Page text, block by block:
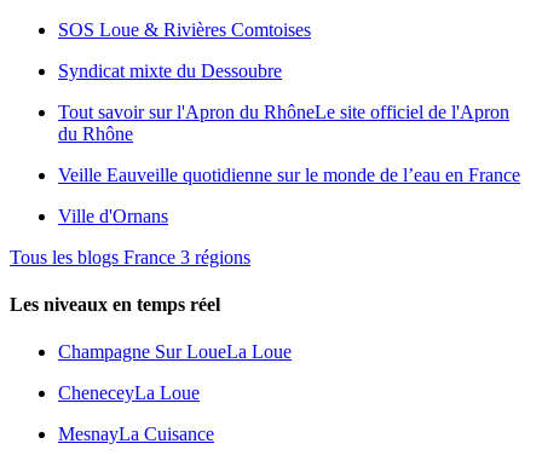
SOS Loue & Rivières Comtoises
Syndicat mixte du Dessoubre
Tout savoir sur l'Apron du RhôneLe site officiel de l'Apron
du Rhône
Veille Eauveille quotidienne sur le monde de l’eau en France
Ville d'Ornans
Tous les blogs France 3 régions
Les niveaux en temps réel
Champagne Sur LoueLa Loue
CheneceyLa Loue
MesnayLa Cuisance